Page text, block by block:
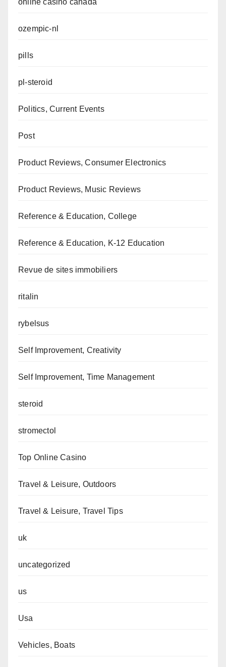
online casino canada
ozempic-nl
pills
pl-steroid
Politics, Current Events
Post
Product Reviews, Consumer Electronics
Product Reviews, Music Reviews
Reference & Education, College
Reference & Education, K-12 Education
Revue de sites immobiliers
ritalin
rybelsus
Self Improvement, Creativity
Self Improvement, Time Management
steroid
stromectol
Top Online Casino
Travel & Leisure, Outdoors
Travel & Leisure, Travel Tips
uk
uncategorized
us
Usa
Vehicles, Boats